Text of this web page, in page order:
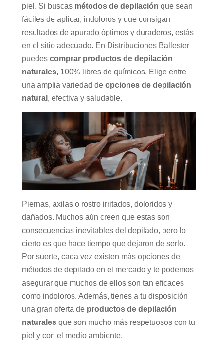
piel. Si buscas métodos de depilación que sean
fáciles de aplicar, indoloros y que consigan
resultados de apurado óptimos y duraderos, estás
en el sitio adecuado. En Distribuciones Ballester
puedes comprar productos de depilación
naturales,100% libres de químicos. Elige entre
una amplia variedad de opciones de depilación
natural , efectiva y saludable.
Piernas, axilas o rostro irritados, doloridos y
dañados. Muchos aún creen que estas son
consecuencias inevitables del depilado, pero lo
cierto es que hace tiempo que dejaron de serlo.
Por suerte, cada vez existen más opciones de
métodos de depilado en el mercado y te podemos
asegurar que muchos de ellos son tan eficaces
como indoloros. Además, tienes a tu disposición
una gran oferta de productos de depilación
naturalesque son mucho más respetuosos con tu
piel y con el medio ambiente.